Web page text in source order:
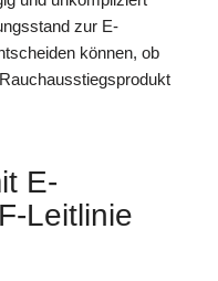
zur E-
können, ob
E-
Leitlinie